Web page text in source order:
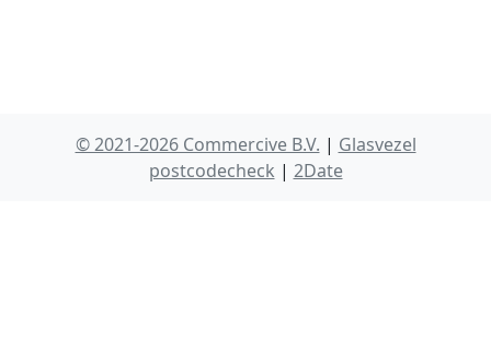
© 2021-2026 Commercive B.V. | Glasvezel
postcodecheck | 2Date